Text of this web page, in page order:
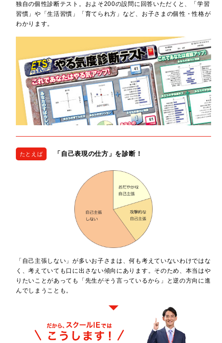
独自の個性診断テスト。およそ200の設問に回答いただくと、「学習
習慣」や「生活習慣」「育てられ方」など、お子さまの個性・性格が
わかります。
たとえば 「自己表現の仕方」を診断！
「自己主張しない」が多いお子さまは、何も考えていないわけではな
く、考えていても口に出さない傾向にあります。そのため、本当はや
りたいことがあっても「先生がそう言っているから」と逆の方向に進
んでしまうことも。